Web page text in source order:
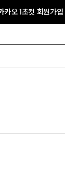
카오 1초컷 회원가입